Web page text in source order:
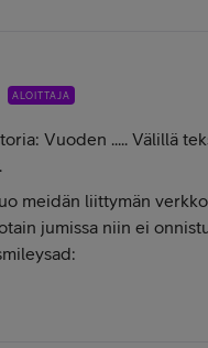
ALOITTAJA
Vuoden ..... Välillä
meidän liittymän
jumissa niin ei